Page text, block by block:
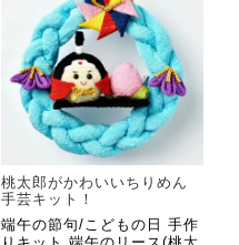
桃太郎がかわいいちりめん
手芸キット！
端午の節句/こどもの日 手作